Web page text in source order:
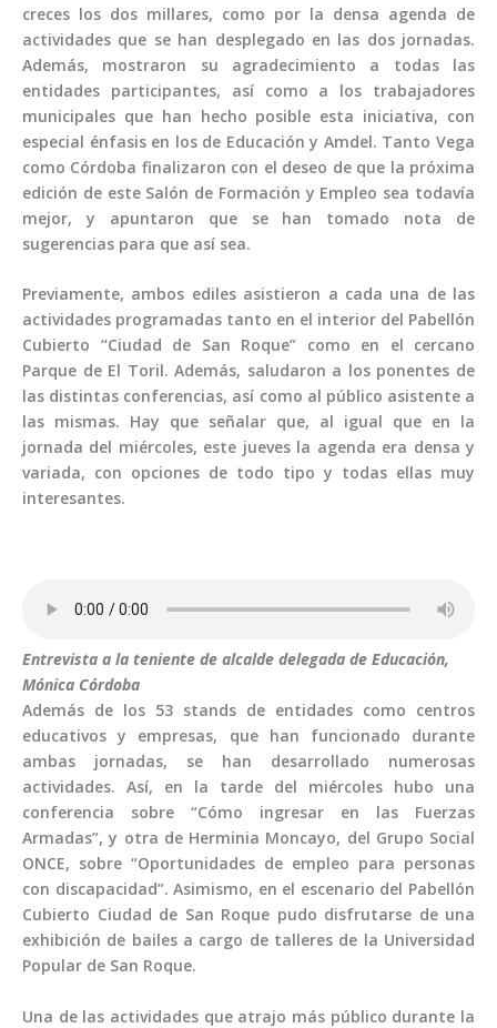
creces los dos millares, como por la densa agenda de
actividades que se han desplegado en las dos jornadas.
Además, mostraron su agradecimiento a todas las
entidades participantes, así como a los trabajadores
municipales que han hecho posible esta iniciativa, con
especial énfasis en los de Educación y Amdel. Tanto Vega
como Córdoba finalizaron con el deseo de que la próxima
edición de este Salón de Formación y Empleo sea todavía
mejor, y apuntaron que se han tomado nota de
sugerencias para que así sea.
Previamente, ambos ediles asistieron a cada una de las
actividades programadas tanto en el interior del Pabellón
Cubierto “Ciudad de San Roque” como en el cercano
Parque de El Toril. Además, saludaron a los ponentes de
las distintas conferencias, así como al público asistente a
las mismas. Hay que señalar que, al igual que en la
jornada del miércoles, este jueves la agenda era densa y
variada, con opciones de todo tipo y todas ellas muy
interesantes.
Entrevista a la teniente de alcalde delegada de Educación,
Mónica Córdoba
Además de los 53 stands de entidades como centros
educativos y empresas, que han funcionado durante
ambas jornadas, se han desarrollado numerosas
actividades. Así, en la tarde del miércoles hubo una
conferencia sobre “Cómo ingresar en las Fuerzas
Armadas”, y otra de Herminia Moncayo, del Grupo Social
ONCE, sobre “Oportunidades de empleo para personas
con discapacidad”. Asimismo, en el escenario del Pabellón
Cubierto Ciudad de San Roque pudo disfrutarse de una
exhibición de bailes a cargo de talleres de la Universidad
Popular de San Roque.
Una de las actividades que atrajo más público durante la